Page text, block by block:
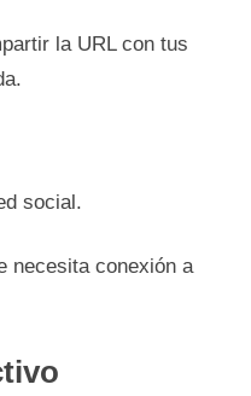
la URL con tus
social.
necesita conexión a